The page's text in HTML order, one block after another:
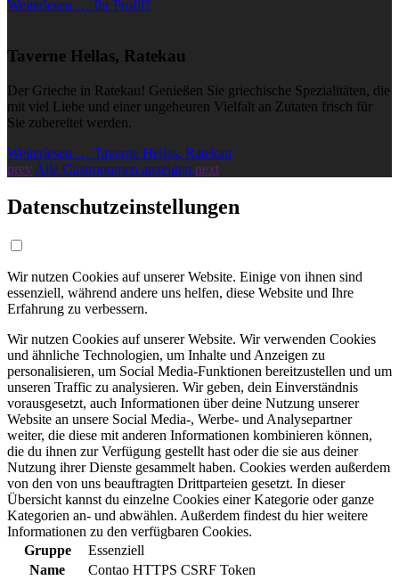
Weiterlesen … Ihr Profil?
Taverne Hellas, Ratekau
Der Grieche in Ratekau! Genießen Sie griechische Spezialitäten, die
mit viel Liebe und einer ungeheuren Vielfalt an Zutaten frisch für
Sie zubereitet werden.
Weiterlesen … Taverne Hellas, Ratekau
prev Alle Gastronomen anzeigen next
Datenschutzeinstellungen
Wir nutzen Cookies auf unserer Website. Einige von ihnen sind
essenziell, während andere uns helfen, diese Website und Ihre
Erfahrung zu verbessern.
Wir nutzen Cookies auf unserer Website. Wir verwenden Cookies
und ähnliche Technologien, um Inhalte und Anzeigen zu
personalisieren, um Social Media-Funktionen bereitzustellen und um
unseren Traffic zu analysieren. Wir geben, dein Einverständnis
vorausgesetzt, auch Informationen über deine Nutzung unserer
Website an unsere Social Media-, Werbe- und Analysepartner
weiter, die diese mit anderen Informationen kombinieren können,
die du ihnen zur Verfügung gestellt hast oder die sie aus deiner
Nutzung ihrer Dienste gesammelt haben. Cookies werden außerdem
von den von uns beauftragten Drittparteien gesetzt. In dieser
Übersicht kannst du einzelne Cookies einer Kategorie oder ganze
Kategorien an- und abwählen. Außerdem findest du hier weitere
Informationen zu den verfügbaren Cookies.
Gruppe
Essenziell
Name
Contao HTTPS CSRF Token